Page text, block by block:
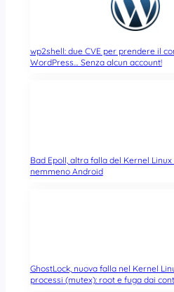
wp2shell: due CVE per prendere il
WordPress… Senza alcun account!
Bad Epoll, altra falla del Kernel
nemmeno Android
GhostLock, nuova falla nel Kernel
processi (mutex): root e fuga dai